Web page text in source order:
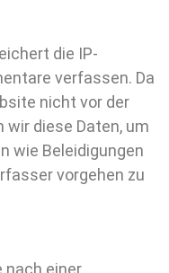
die IP-
verfassen. Da
nicht vor der
wir diese Daten, um
wie Beleidigungen
vorgehen zu